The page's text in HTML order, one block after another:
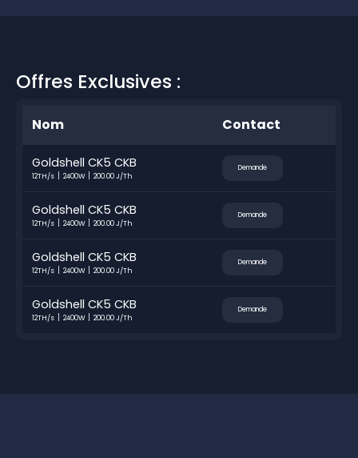
Offres Exclusives :
Nom Contact
Goldshell CK5 CKB
12TH/s 2400W 200.00 J/Th
Demande
Goldshell CK5 CKB
12TH/s 2400W 200.00 J/Th
Demande
Goldshell CK5 CKB
12TH/s 2400W 200.00 J/Th
Demande
Goldshell CK5 CKB
12TH/s 2400W 200.00 J/Th
Demande